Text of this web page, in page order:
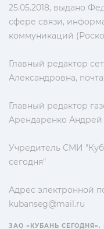
25.05.2018, выдано
сфере связи,
коммуникаций
Главный редактор
Александровна, почта:
Главный редактор
Арендаренко
Учредитель СМИ
сегодня"
Адрес электронной
kubanseg@mail.ru
ЗАО «КУБАНЬ СЕГОДНЯ».